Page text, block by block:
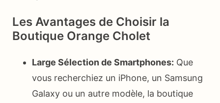
Les Avantages de Choisir la
Boutique Orange Cholet
Large Sélection de Smartphones: Que
vous recherchiez un iPhone, un Samsung
Galaxy ou un autre modèle, la boutique